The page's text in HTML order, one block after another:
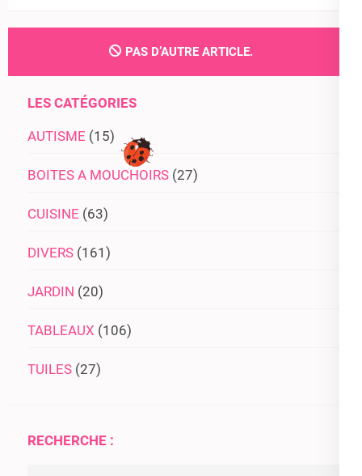
PAS D’AUTRE ARTICLE.
LES CATÉGORIES
AUTISME (15)
BOITES A MOUCHOIRS (27)
CUISINE (63)
DIVERS (161)
JARDIN (20)
TABLEAUX (106)
TUILES (27)
RECHERCHE :